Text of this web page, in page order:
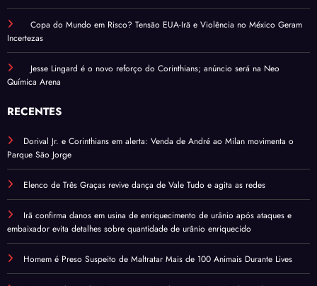
Copa do Mundo em Risco? Tensão EUA-Irã e Violência no México Geram
Incertezas
Jesse Lingard é o novo reforço do Corinthians; anúncio será na Neo
Química Arena
RECENTES
Dorival Jr. e Corinthians em alerta: Venda de André ao Milan movimenta o
Parque São Jorge
Elenco de Três Graças revive dança de Vale Tudo e agita as redes
Irã confirma danos em usina de enriquecimento de urânio após ataques e
embaixador evita detalhes sobre quantidade de urânio enriquecido
Homem é Preso Suspeito de Maltratar Mais de 100 Animais Durante Lives